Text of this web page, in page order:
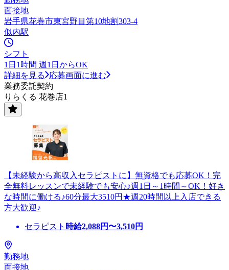
面接地
岩手県花巻市東宮野目第10地割303-4
似内駅
シフト
1日1時間 週1日からOK
詳細を見る
応募画面に進む
業務委託契約
りらくる 花巻店1
【未経験から高収入セラピストに】無資格でも応募OK！完
全無料レッスンで未経験でも安心♪週1日～1時間～OK！好き
な時間に働ける♪60分最大3510円★週20時間以上入店できる
方大歓迎♪
セラピスト 時給2,088円〜3,510円
勤務地
面接地